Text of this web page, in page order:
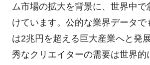
ム市場の拡大を背景に、世界中で
けています。公的な業界データで
は2兆円を超える巨大産業へと発
秀なクリエイターの需要は世界的